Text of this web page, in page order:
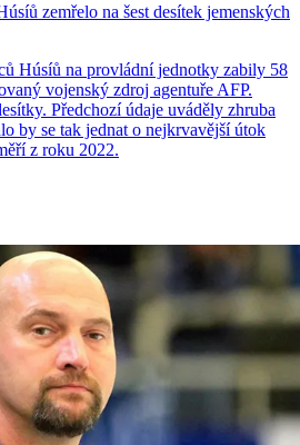
zemřelo na šest desítek jemenských
Húsíů na provládní jednotky zabily 58
vojenský zdroj agentuře AFP.
Předchozí údaje uváděly zhruba
by se tak jednat o nejkrvavější útok
z roku 2022.